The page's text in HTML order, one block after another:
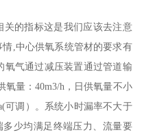
的指标这是我们应该去注意
,中心供氧系统管材的要求有
氧气通过减压装置通过管道输
量：40m3/h，日供氧量不小
可调）。系统小时漏率不大于
少均满足终端压力、流量要